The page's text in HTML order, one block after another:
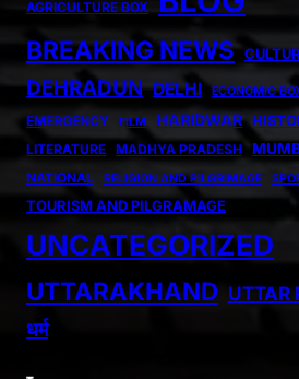
AGRICULTURE BOX
BREAKING NEWS
DEHRADUN DELHI ECONOMIC
EMERGENCY FILM HARIDWAR
LITERATURE MADHYA PRADESH
NATIONAL RELIGION AND PILGRIMAGE
TOURISM AND PILGRAMAGE
UNCATEGORIZED
UTTARAKHAND UTTAR
धर्म